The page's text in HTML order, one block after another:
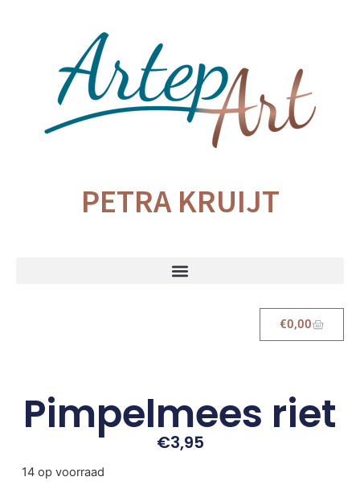
PETRA KRUIJT
€0,00
Pimpelmees riet
€3,95
14 op voorraad